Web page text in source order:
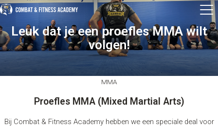
Leuk dat je een proefles MMA wilt
volgen!
MMA
Proefles MMA (Mixed Martial Arts)
Bij Combat & Fitness Academy hebben we een speciale deal voor